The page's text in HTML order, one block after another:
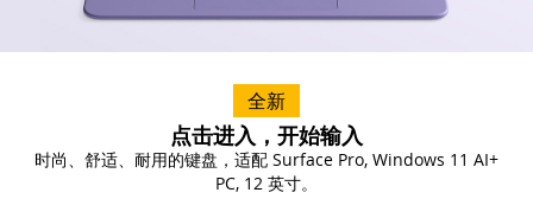
全新
点击进入，开始输入
时尚、舒适、耐用的键盘，适配 Surface Pro, Windows 11 AI+
PC, 12 英寸。